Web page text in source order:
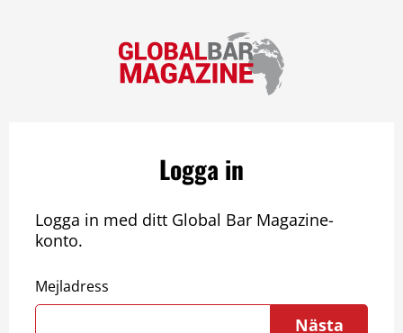
Logga in
Logga in med ditt Global Bar Magazine-
konto.
Mejladress
Nästa